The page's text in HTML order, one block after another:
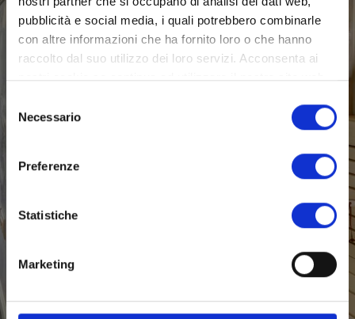
pubblicità e social media, i quali potrebbero combinarle
con altre informazioni che ha fornito loro o che hanno
raccolto dal suo utilizzo dei loro servizi. Acconsenta ai
nostri cookie se continua ad utilizzare il nostro sito web.
delNecessario
Preferenze
Statistiche
Marketing
CRESCITA, TECNOLOGIA,
QUALITA',
RESPONSABILITA',
SPECIALIZZAZIONE